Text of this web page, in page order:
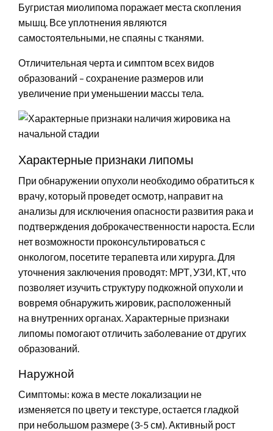
Бугристая миолипома поражает места скопления
мышц. Все уплотнения являются
самостоятельными, не спаяны с тканями.
Отличительная черта и симптом всех видов
образований – сохранение размеров или
увеличение при уменьшении массы тела.
Характерные признаки липомы
При обнаружении опухоли необходимо обратиться к
врачу, который проведет осмотр, направит на
анализы для исключения опасности развития рака и
подтверждения доброкачественности нароста. Если
нет возможности проконсультироваться с
онкологом, посетите терапевта или хирурга. Для
уточнения заключения проводят: МРТ, УЗИ, КТ, что
позволяет изучить структуру подкожной опухоли и
вовремя обнаружить жировик, расположенный
на внутренних органах. Характерные признаки
липомы помогают отличить заболевание от других
образований.
Наружной
Симптомы: кожа в месте локализации не
изменяется по цвету и текстуре, остается гладкой
при небольшом размере (3-5 см). Активный рост